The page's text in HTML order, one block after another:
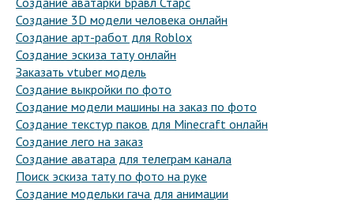
Создание 3D модели человека онлайн
Создание арт-работ для Roblox
Создание эскиза тату онлайн
Заказать vtuber модель
Создание выкройки по фото
Создание модели машины на заказ по фото
Создание текстур паков для Minecraft онлайн
Создание лего на заказ
Создание аватара для телеграм канала
Поиск эскиза тату по фото на руке
Создание модельки гача для анимации